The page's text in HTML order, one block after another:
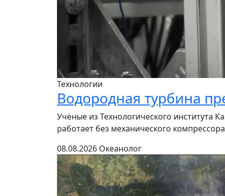
Технологии
Водородная турбина
Учёные из Технологического института
работает без механического
08.08.2026 Океанолог